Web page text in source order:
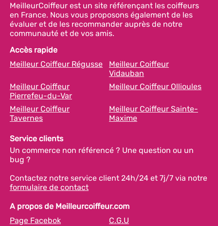
MeilleurCoiffeur est un site référençant les coiffeurs
en France. Nous vous proposons également de les
évaluer et de les recommander auprès de notre
communauté et de vos amis.
Accès rapide
Meilleur Coiffeur Régusse
Meilleur Coiffeur
Vidauban
Meilleur Coiffeur
Pierrefeu-du-Var
Meilleur Coiffeur Ollioules
Meilleur Coiffeur
Tavernes
Meilleur Coiffeur Sainte-
Maxime
Service clients
Un commerce non référencé ? Une question ou un
bug ?
Contactez notre service client 24h/24 et 7j/7 via notre
formulaire de contact
A propos de Meilleurcoiffeur.com
Page Facebok
C.G.U